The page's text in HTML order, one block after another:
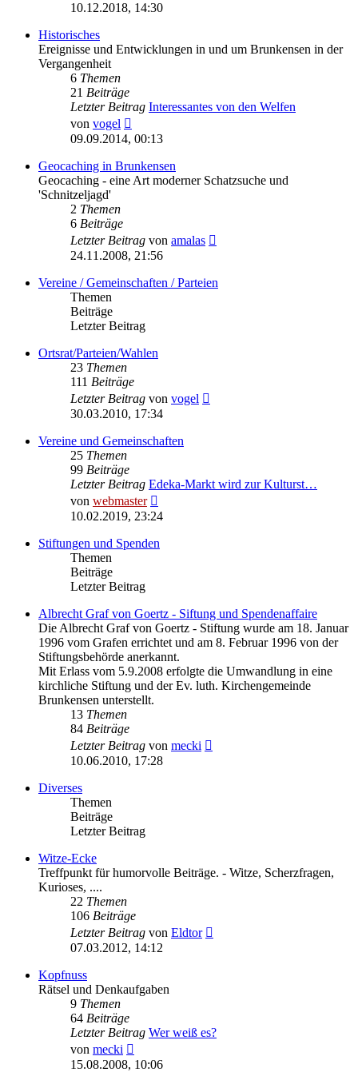
Beitrag
10.12.2018, 14:30
Historisches
Ereignisse und Entwicklungen in und um Brunkensen in der
Vergangenheit
6 Themen
21 Beiträge
Letzter Beitrag Interessantes von den Welfen
von vogel
Beitrag
09.09.2014, 00:13
Geocaching in Brunkensen
Geocaching - eine Art moderner Schatzsuche und
'Schnitzeljagd'
2 Themen
6 Beiträge
Letzter Beitrag von amalas
24.11.2008, 21:56
Vereine / Gemeinschaften / Parteien
Themen
Beiträge
Letzter Beitrag
Ortsrat/Parteien/Wahlen
23 Themen
111 Beiträge
Letzter Beitrag von vogel
30.03.2010, 17:34
Vereine und Gemeinschaften
25 Themen
99 Beiträge
Letzter Beitrag Edeka-Markt wird zur Kulturst…
von webmaster
Beitrag
10.02.2019, 23:24
Stiftungen und Spenden
Themen
Beiträge
Letzter Beitrag
Albrecht Graf von Goertz - Siftung und Spendenaffaire
Die Albrecht Graf von Goertz - Stiftung wurde am 18. Januar
1996 vom Grafen errichtet und am 8. Februar 1996 von der
Stiftungsbehörde anerkannt.
Mit Erlass vom 5.9.2008 erfolgte die Umwandlung in eine
kirchliche Stiftung und der Ev. luth. Kirchengemeinde
Brunkensen unterstellt.
13 Themen
84 Beiträge
Letzter Beitrag von mecki
10.06.2010, 17:28
Diverses
Themen
Beiträge
Letzter Beitrag
Witze-Ecke
Treffpunkt für humorvolle Beiträge. - Witze, Scherzfragen,
Kurioses, ....
22 Themen
106 Beiträge
Letzter Beitrag von Eldtor
07.03.2012, 14:12
Kopfnuss
Rätsel und Denkaufgaben
9 Themen
64 Beiträge
Letzter Beitrag Wer weiß es?
von mecki
Beitrag
15.08.2008, 10:06